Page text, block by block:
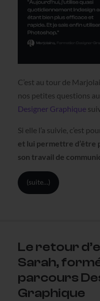
C’est au tour de
nos petites questions
Designer Graphique
Si elle l’a suivie, c’est
et lui permettre d’être
son travail de
(suite…)
Le retour
Sarah,
parcours
Graphique